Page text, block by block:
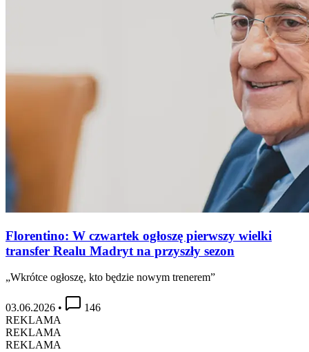
Florentino: W czwartek ogłoszę pierwszy wielki
transfer Realu Madryt na przyszły sezon
„Wkrótce ogłoszę, kto będzie nowym trenerem”
03.06.2026 •
146
REKLAMA
REKLAMA
REKLAMA